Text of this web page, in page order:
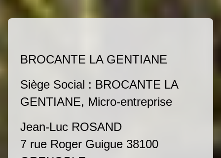
BROCANTE LA GENTIANE
Siège Social : BROCANTE LA
GENTIANE, Micro-entreprise
Jean-Luc ROSAND
7 rue Roger Guigue 38100